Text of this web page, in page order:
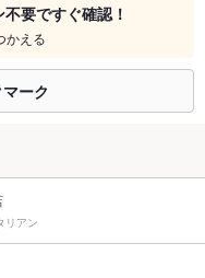
要ですぐ確認！
かえる
ーク
リアン